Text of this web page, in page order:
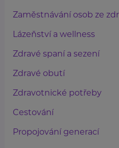
Zaměstnávání osob ze
Lázeňství a wellness
Zdravé spaní a sezení
Zdravé obutí
Zdravotnické potřeby
Cestování
Propojování generací